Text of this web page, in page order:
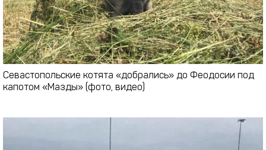
Севастопольские котята «добрались» до Феодосии под
капотом «Мазды» (фото, видео)